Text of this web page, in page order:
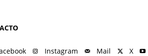
Instagram Mail X